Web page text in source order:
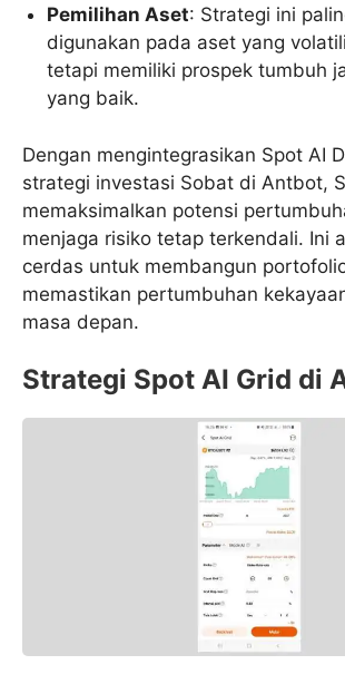
Pemilihan Aset: Strategi ini
digunakan pada aset yang
tetapi memiliki prospek tumbuh
yang baik.
Dengan mengintegrasikan Spot AI
strategi investasi Sobat di Antbot,
memaksimalkan potensi
menjaga risiko tetap terkendali. Ini
cerdas untuk membangun
memastikan pertumbuhan
masa depan.
Strategi Spot AI Grid di